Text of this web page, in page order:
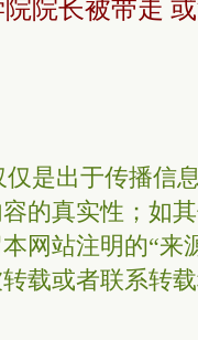
院长被带走
是出于传播信
的真实性；如
网站注明的“来
载或者联系转